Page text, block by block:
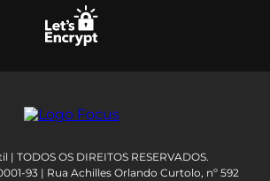
| TODOS OS DIREITOS RESERVADOS.
93 | Rua Achilles Orlando Curtolo, nº 592